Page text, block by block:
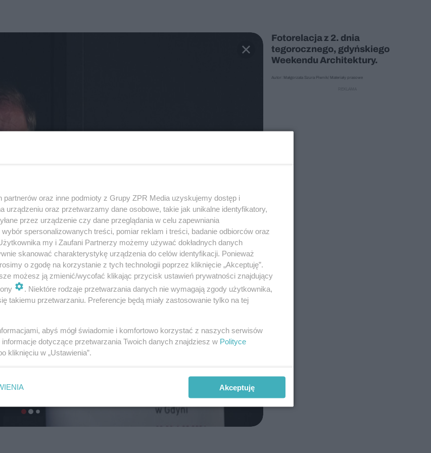
Fotorelacja z 2. dnia
tegorocznego, gdyńskiego
Weekendu Architektury.
Autor: Małgorzata Szura Piwnik/ Materiały prasowe
partnerów oraz inne podmioty z Grupy ZPR Media uzyskujemy dostęp i
urządzeniu oraz przetwarzamy dane osobowe, takie jak unikalne identyfikatory,
przez urządzenie czy dane przeglądania w celu zapewniania
spersonalizowanych treści, pomiar reklam i treści, badanie odbiorców oraz
my i Zaufani Partnerzy możemy używać dokładnych danych
skanować charakterystykę urządzenia do celów identyfikacji. Ponieważ
o zgodę na korzystanie z tych technologii poprzez kliknięcie „Akceptuję”.
możesz ją zmienić/wycofać klikając przycisk ustawień prywatności znajdujący
. Niektóre rodzaje przetwarzania danych nie wymagają zgody użytkownika,
takiemu przetwarzaniu. Preferencje będą miały zastosowanie tylko na tej
abyś mógł świadomie i komfortowo korzystać z naszych serwisów
informacje dotyczące przetwarzania Twoich danych znajdziesz w Polityce
kliknięciu w „Ustawienia”.
Akceptuję